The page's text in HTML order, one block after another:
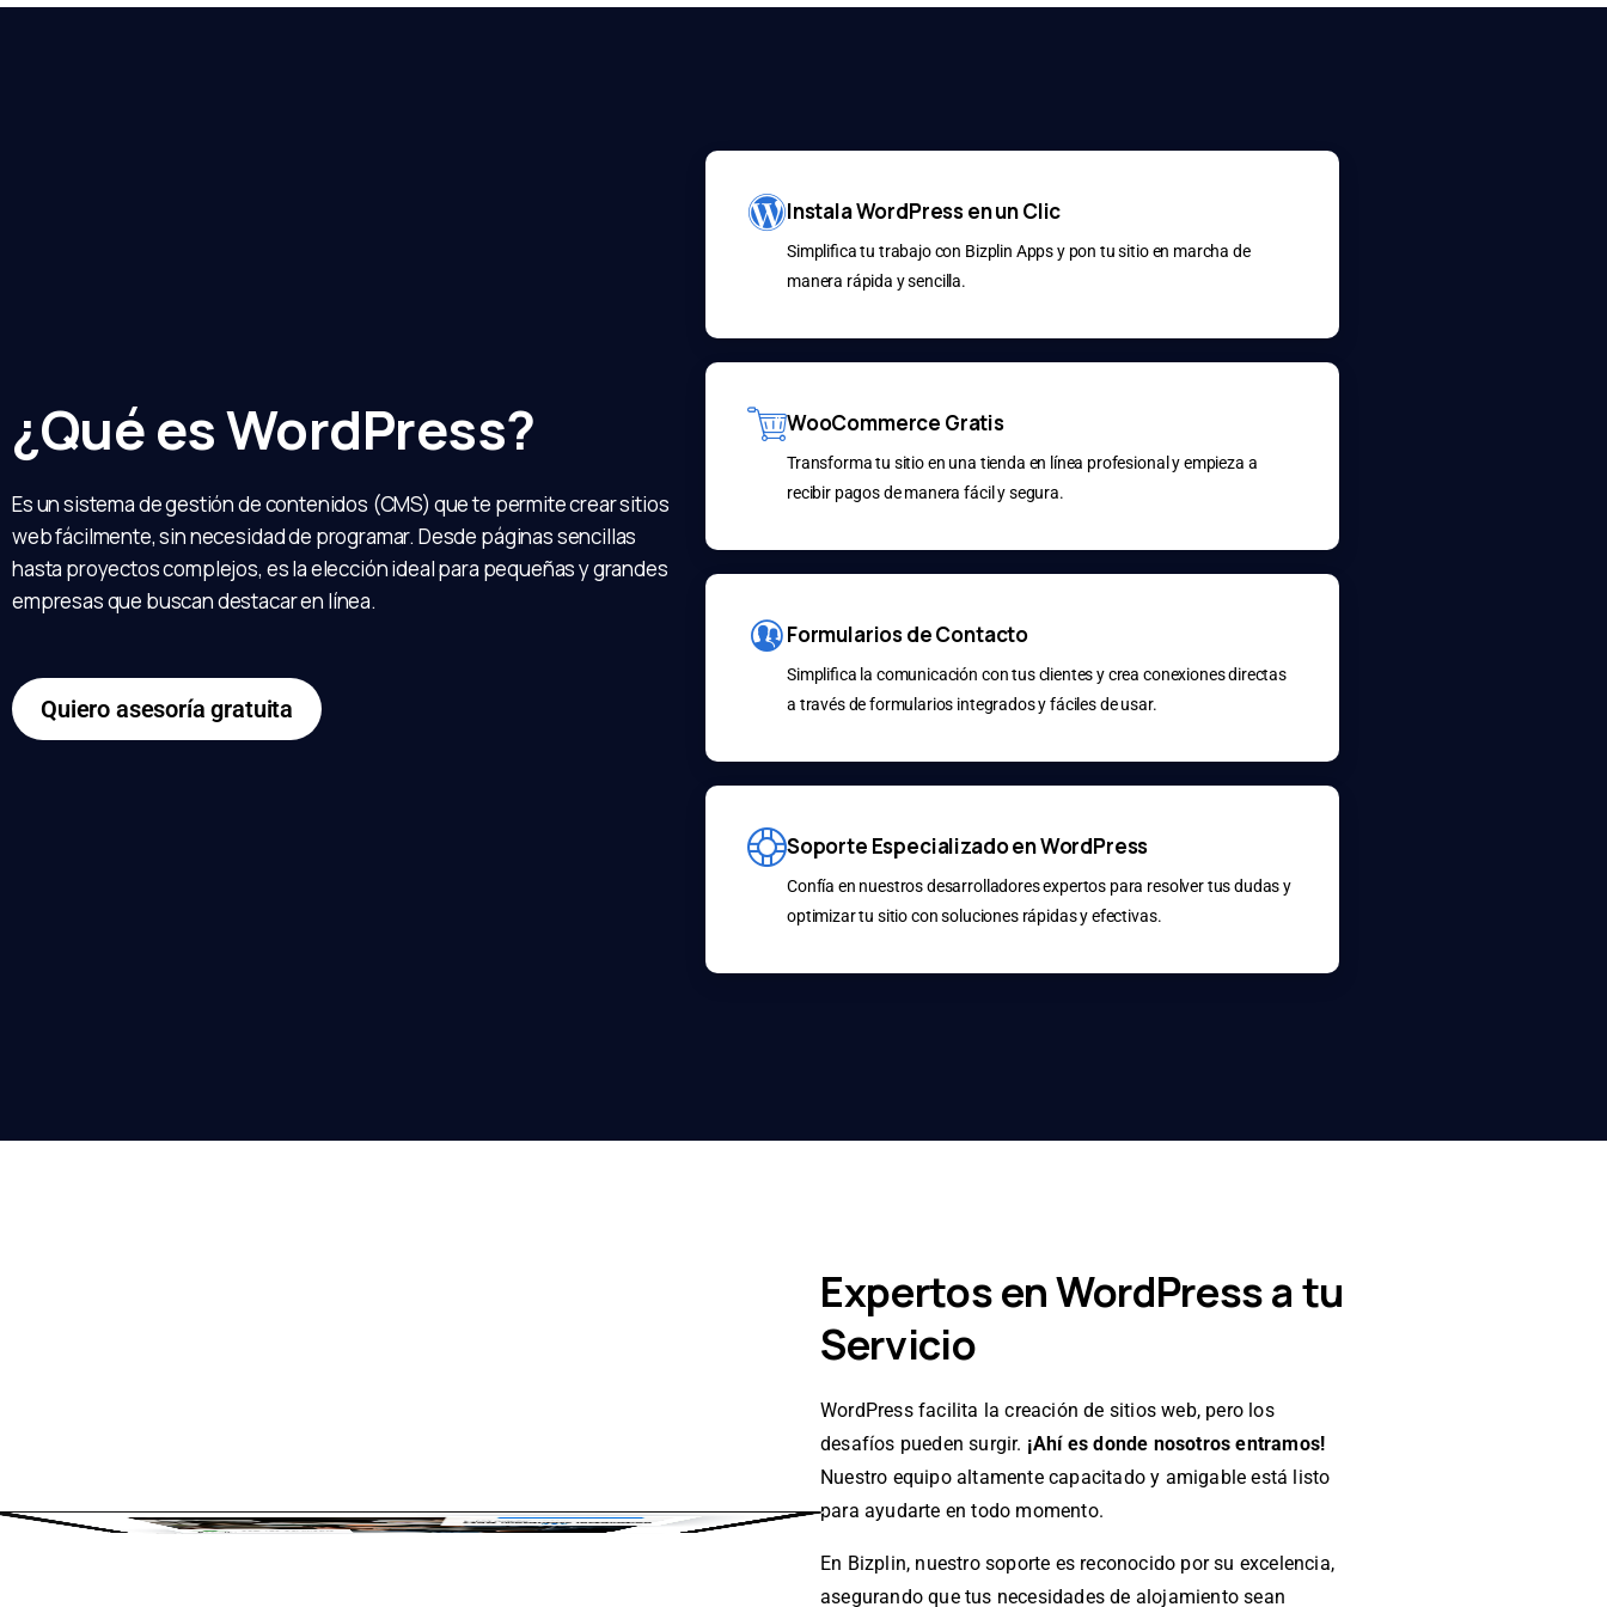
¿Qué es WordPress?
Es un sistema de gestión de contenidos (CMS) que te permite crear sitios
web fácilmente, sin necesidad de programar. Desde páginas sencillas
hasta proyectos complejos, es la elección ideal para pequeñas y grandes
empresas que buscan destacar en línea.
Quiero asesoría gratuita
Instala WordPress en un Clic
Simplifica tu trabajo con Bizplin Apps y pon tu sitio en marcha de
manera rápida y sencilla.
WooCommerce Gratis
Transforma tu sitio en una tienda en línea profesional y empieza a
recibir pagos de manera fácil y segura.
Formularios de Contacto
Simplifica la comunicación con tus clientes y crea conexiones directas
a través de formularios integrados y fáciles de usar.
Soporte Especializado en WordPress
Confía en nuestros desarrolladores expertos para resolver tus dudas y
optimizar tu sitio con soluciones rápidas y efectivas.
Expertos en WordPress a tu
Servicio
WordPress facilita la creación de sitios web, pero los
desafíos pueden surgir. ¡Ahí es donde nosotros entramos!
Nuestro equipo altamente capacitado y amigable está listo
para ayudarte en todo momento.
En Bizplin, nuestro soporte es reconocido por su excelencia,
asegurando que tus necesidades de alojamiento sean